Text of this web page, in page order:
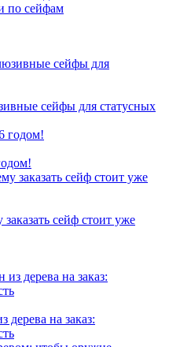
по сейфам
сейфы для статусных
сейф стоит уже
дерева на заказ: